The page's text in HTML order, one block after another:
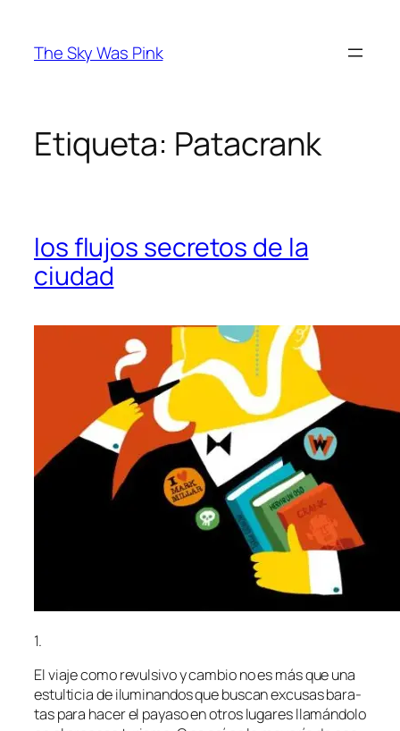
contenido
The Sky Was Pink
Etiqueta: Patacrank
los flujos secretos de la
ciudad
1.
El via­je co­mo re­vul­si­vo y cam­bio no es más que una
es­tul­ti­cia de ilu­mi­nan­dos que bus­can ex­cu­sas ba­ra­
tas pa­ra ha­cer el pa­ya­so en otros lu­ga­res lla­mán­do­lo